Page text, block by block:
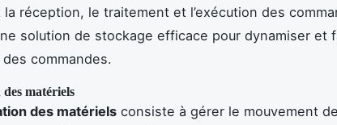
réception, le traitement et l’exécution des
solution de stockage efficace pour dynamiser et
commandes.
matériels
des matériels consiste à gérer le mouvement